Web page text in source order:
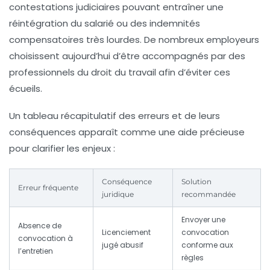
contestations judiciaires pouvant entraîner une
réintégration du salarié ou des indemnités
compensatoires très lourdes. De nombreux employeurs
choisissent aujourd’hui d’être accompagnés par des
professionnels du droit du travail afin d’éviter ces
écueils.
Un tableau récapitulatif des erreurs et de leurs
conséquences apparaît comme une aide précieuse
pour clarifier les enjeux :
Erreur fréquente
Conséquence
juridique
Solution
recommandée
Absence de
convocation à
l’entretien
Licenciement
jugé abusif
Envoyer une
convocation
conforme aux
règles